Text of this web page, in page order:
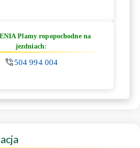
Plamy ropopochodne na
jezdniach:
504 994 004